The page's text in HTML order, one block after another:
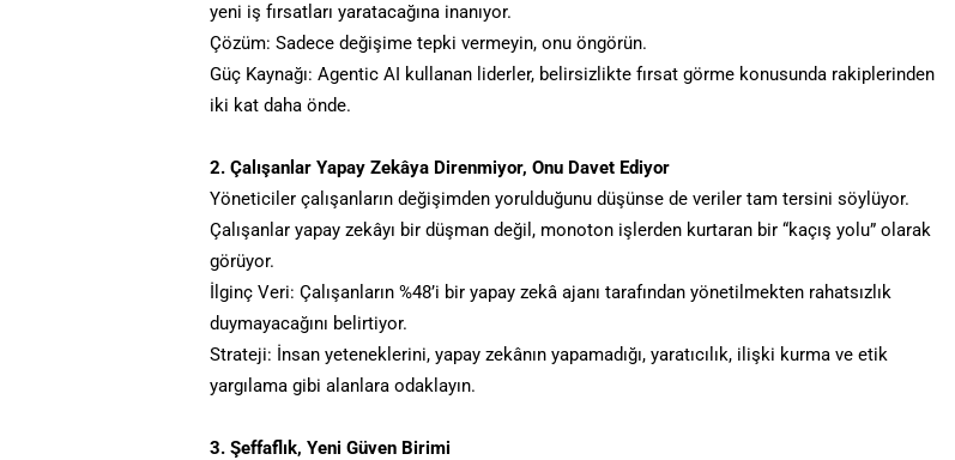
yeni iş fırsatları yaratacağına inanıyor.
Çözüm: Sadece değişime tepki vermeyin, onu öngörün.
Güç Kaynağı: Agentic AI kullanan liderler, belirsizlikte fırsat görme konusunda rakiplerinden
iki kat daha önde.
2. Çalışanlar Yapay Zekâya Direnmiyor, Onu Davet Ediyor
Yöneticiler çalışanların değişimden yorulduğunu düşünse de veriler tam tersini söylüyor.
Çalışanlar yapay zekâyı bir düşman değil, monoton işlerden kurtaran bir “kaçış yolu” olarak
görüyor.
İlginç Veri: Çalışanların %48’i bir yapay zekâ ajanı tarafından yönetilmekten rahatsızlık
duymayacağını belirtiyor.
Strateji: İnsan yeteneklerini, yapay zekânın yapamadığı, yaratıcılık, ilişki kurma ve etik
yargılama gibi alanlara odaklayın.
3. Şeffaflık, Yeni Güven Birimi